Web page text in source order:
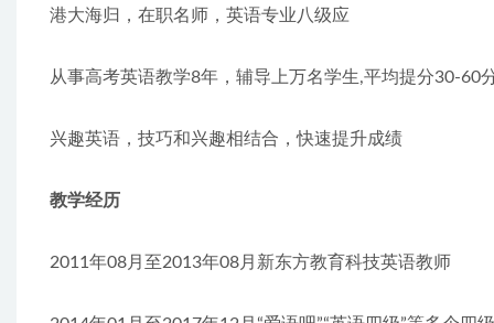
港大海归，在职名师，英语专业八级应
从事高考英语教学8年，辅导上万名学生,平均提分30-60
兴趣英语，技巧和兴趣相结合，快速提升成绩
教学经历
2011年08月至2013年08月新东方教育科技英语教师